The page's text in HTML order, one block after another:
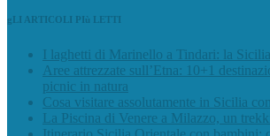
gLI ARTICOLI PIù LETTI
I laghetti di Marinello a Tindari: la
Aree attrezzate sull’Etna: 10+1
picnic in natura
Cosa visitare assolutamente in Sicilia
La Piscina di Venere a Milazzo, un